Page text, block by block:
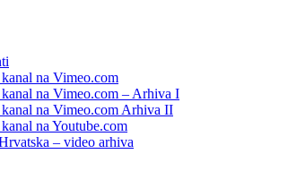
na Vimeo.com
na Vimeo.com – Arhiva I
na Vimeo.com Arhiva II
na Youtube.com
– video arhiva